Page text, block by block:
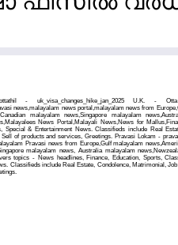
- uk_visa_changes_hike_jan_2025 U.K. -
news,malayalam news portal,malayalam news from
malayalam news,Singapore malayalam
News Portal,Malayali News,News for
Special & Entertainment News. Classifieds include Real
of products and services, Greetings. Pravasi Lokam -
Pravasi news from Europe,Gulf malayalam
malayalam news, Australia malayalam
topics - News headlines, Finance, Education, Sports,
Classifieds include Real Estate, Condolence, Matrimonial,